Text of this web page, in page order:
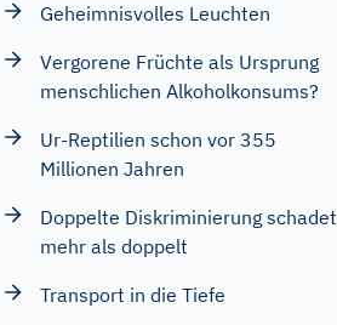
Geheimnisvolles Leuchten
Vergorene Früchte als Ursprung
menschlichen Alkoholkonsums?
Ur-Reptilien schon vor 355
Millionen Jahren
Doppelte Diskriminierung schadet
mehr als doppelt
Transport in die Tiefe